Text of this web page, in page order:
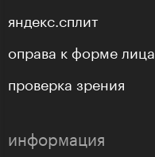
яндекс.сплит
оправа к форме лица
проверка зрения
информация